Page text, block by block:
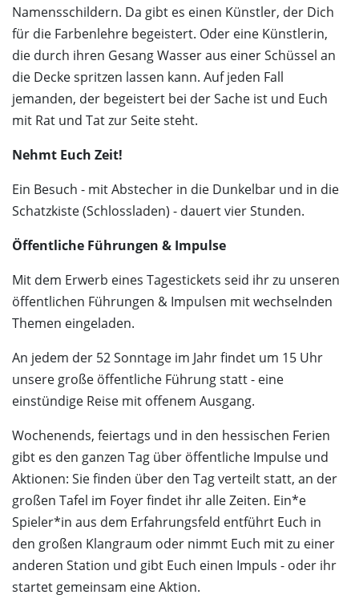
Namensschildern. Da gibt es einen Künstler, der Dich
für die Farbenlehre begeistert. Oder eine Künstlerin,
die durch ihren Gesang Wasser aus einer Schüssel an
die Decke spritzen lassen kann. Auf jeden Fall
jemanden, der begeistert bei der Sache ist und Euch
mit Rat und Tat zur Seite steht.
Nehmt Euch Zeit!
Ein Besuch - mit Abstecher in die Dunkelbar und in die
Schatzkiste (Schlossladen) - dauert vier Stunden.
Öffentliche Führungen & Impulse
Mit dem Erwerb eines Tagestickets seid ihr zu unseren
öffentlichen Führungen & Impulsen mit wechselnden
Themen eingeladen.
An jedem der 52 Sonntage im Jahr findet um 15 Uhr
unsere große öffentliche Führung statt - eine
einstündige Reise mit offenem Ausgang.
Wochenends, feiertags und in den hessischen Ferien
gibt es den ganzen Tag über öffentliche Impulse und
Aktionen: Sie finden über den Tag verteilt statt, an der
großen Tafel im Foyer findet ihr alle Zeiten. Ein*e
Spieler*in aus dem Erfahrungsfeld entführt Euch in
den großen Klangraum oder nimmt Euch mit zu einer
anderen Station und gibt Euch einen Impuls - oder ihr
startet gemeinsam eine Aktion.